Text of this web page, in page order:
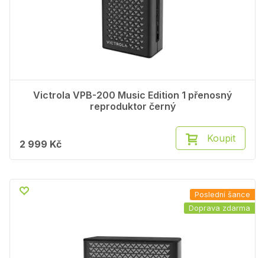
Victrola VPB-200 Music Edition 1 přenosný
reproduktor černý
2 999 Kč Koupit
Poslední šance
Doprava zdarma